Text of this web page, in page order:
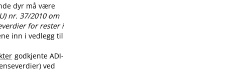
dyr må være
nr. 37/2010 om
for rester i
inn i vedlegg til
godkjente ADI-
ved